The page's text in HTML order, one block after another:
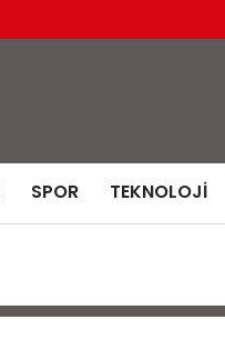
SPOR TEKNOLOJI